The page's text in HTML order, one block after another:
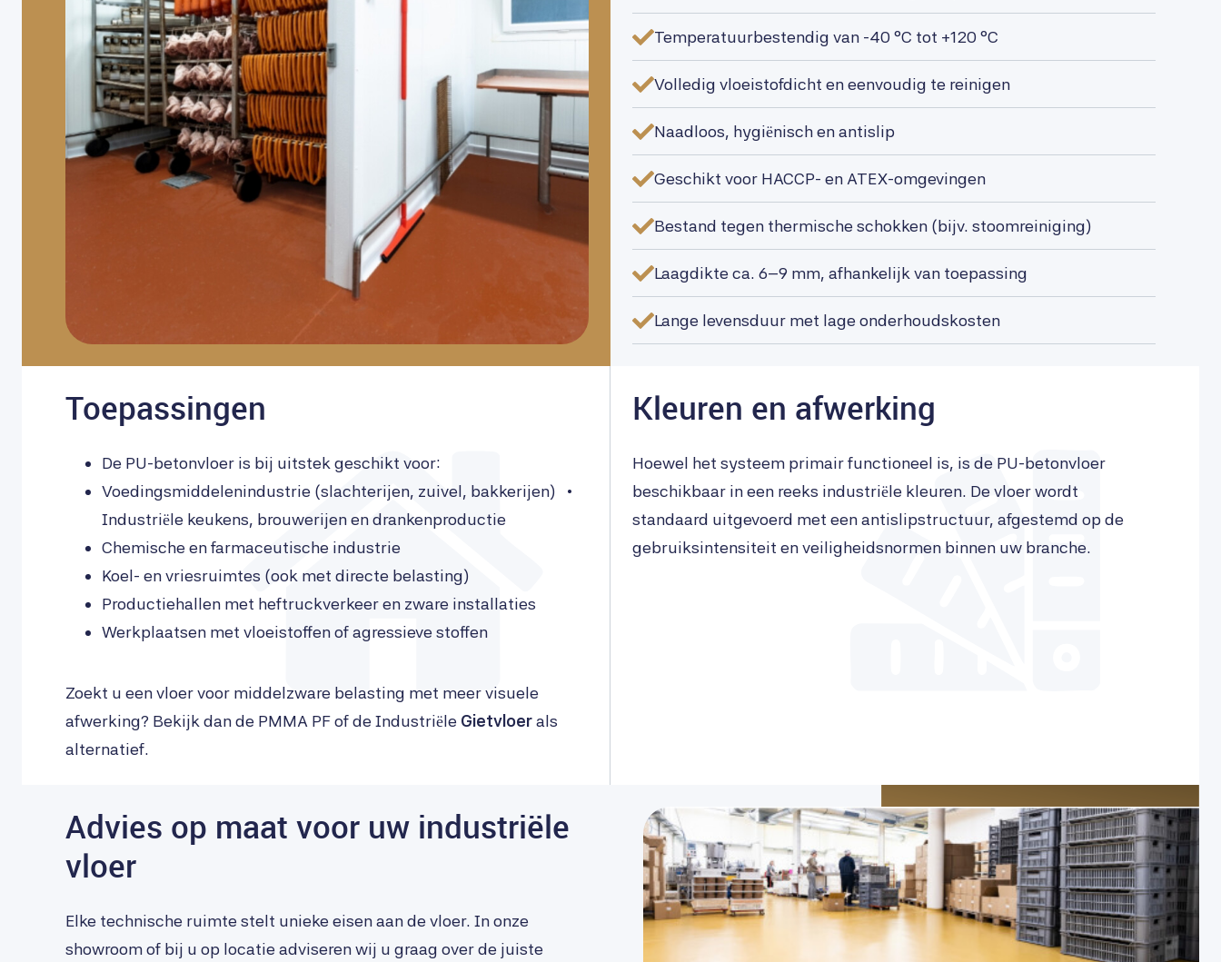
Temperatuurbestendig van -40 °C tot +120 °C
Volledig vloeistofdicht en eenvoudig te reinigen
Naadloos, hygiënisch en antislip
Geschikt voor HACCP- en ATEX-omgevingen
Bestand tegen thermische schokken (bijv. stoomreiniging)
Laagdikte ca. 6–9 mm, afhankelijk van toepassing
Lange levensduur met lage onderhoudskosten
Toepassingen
De PU-betonvloer is bij uitstek geschikt voor:
Voedingsmiddelenindustrie (slachterijen, zuivel, bakkerijen) •
Industriële keukens, brouwerijen en drankenproductie
Chemische en farmaceutische industrie
Koel- en vriesruimtes (ook met directe belasting)
Productiehallen met heftruckverkeer en zware installaties
Werkplaatsen met vloeistoffen of agressieve stoffen
Zoekt u een vloer voor middelzware belasting met meer visuele
afwerking? Bekijk dan de PMMA PF of de Industriële Gietvloerals
alternatief.
Kleuren en afwerking
Hoewel het systeem primair functioneel is, is de PU-betonvloer
beschikbaar in een reeks industriële kleuren. De vloer wordt
standaard uitgevoerd met een antislipstructuur, afgestemd op de
gebruiksintensiteit en veiligheidsnormen binnen uw branche.
Advies op maat voor uw industriële
vloer
Elke technische ruimte stelt unieke eisen aan de vloer. In onze
showroom of bij u op locatie adviseren wij u graag over de juiste